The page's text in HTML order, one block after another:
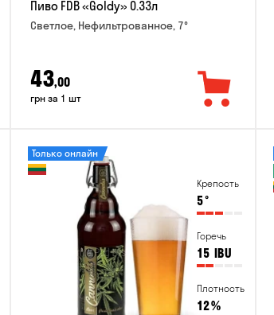
Пиво FDB «Goldy» 0.33л
Светлое, Нефильтрованное, 7°
43,00
грн за 1 шт
Крепость
5°
Горечь
15 IBU
Плотность
12%
Только онлайн